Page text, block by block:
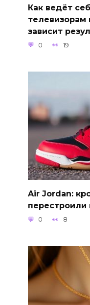
Как ведёт
телевизорам
зависит
0 19
Air Jordan:
перестроили
0 8